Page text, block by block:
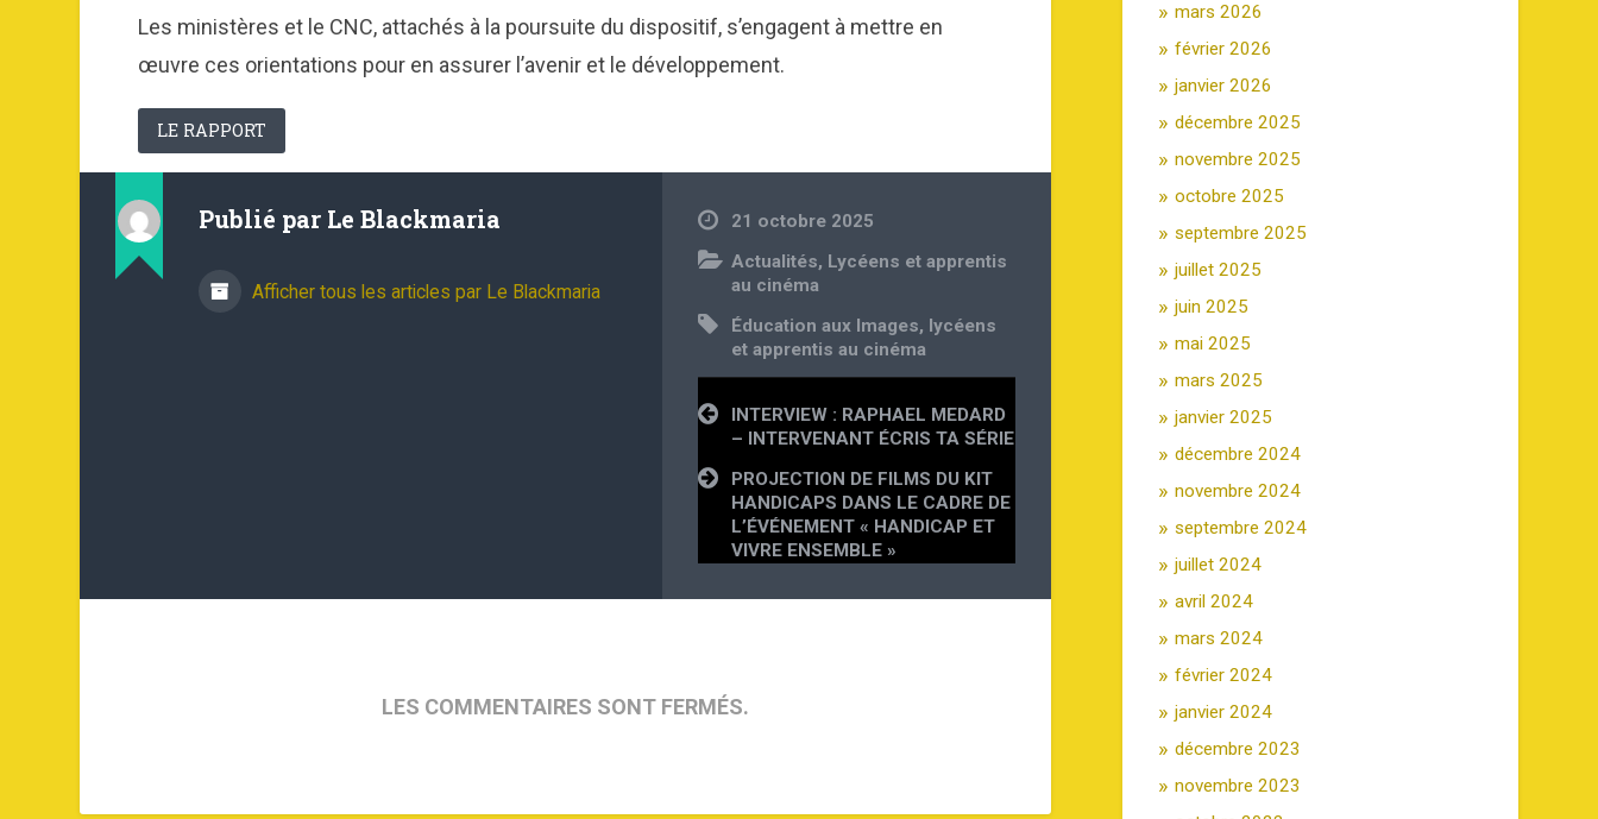
Les ministères et le CNC, attachés à la poursuite du dispositif, s’engagent à mettre en
œuvre ces orientations pour en assurer l’avenir et le développement.
LE RAPPORT
Publié par Le Blackmaria
Afficher tous les articles par Le Blackmaria
21 octobre 2025
Actualités, Lycéens et apprentis
au cinéma
Éducation aux Images, lycéens
et apprentis au cinéma
Navigation
de
INTERVIEW : RAPHAEL MEDARD
– INTERVENANT ÉCRIS TA SÉRIE
PROJECTION DE FILMS DU KIT
HANDICAPS DANS LE CADRE DE
L’ÉVÉNEMENT « HANDICAP ET
VIVRE ENSEMBLE »
LES COMMENTAIRES SONT FERMÉS.
mars 2026
février 2026
janvier 2026
décembre 2025
novembre 2025
octobre 2025
septembre 2025
juillet 2025
juin 2025
mai 2025
mars 2025
janvier 2025
décembre 2024
novembre 2024
septembre 2024
juillet 2024
avril 2024
mars 2024
février 2024
janvier 2024
décembre 2023
novembre 2023